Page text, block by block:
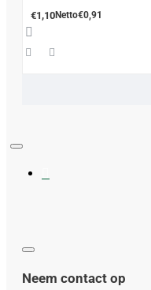
€1,10Netto€0,91
Neem contact op